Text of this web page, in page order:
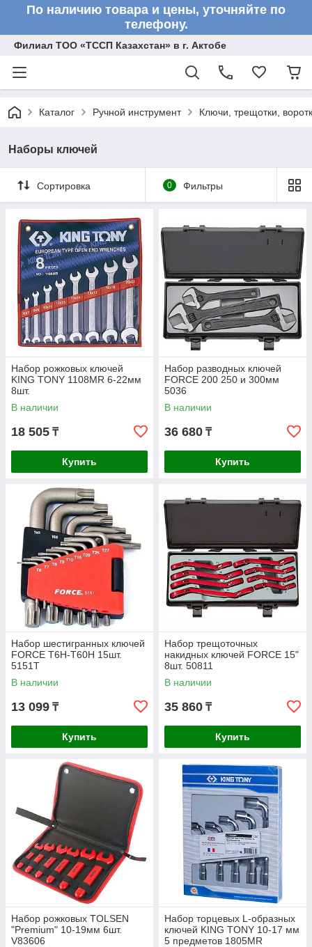
По наличию товара и цены, уточняйте по
телефону.
Филиал ТОО «ТССП Казахстан» в г. Актобе
Каталог Ручной инструмент Ключи, трещотки,
Наборы ключей
Сортировка 0 Фильтры
Набор рожковых ключей
KING TONY 1108MR 6-22мм
8шт.
В наличии
18 505 ₸
Купить
Набор разводных ключей
FORCE 200 250 и 300мм
5036
В наличии
36 680 ₸
Купить
Набор шестигранных ключей
FORCE Т6Н-Т60Н 15шт.
5151T
В наличии
13 099 ₸
Купить
Набор трещоточных
накидных ключей FORCE 15"
8шт. 50811
В наличии
35 860 ₸
Купить
Набор рожковых TOLSEN
"Premium" 10-19мм 6шт.
V83606
Набор торцевых L-образных
ключей KING TONY 10-17 мм
5 предметов 1805MR